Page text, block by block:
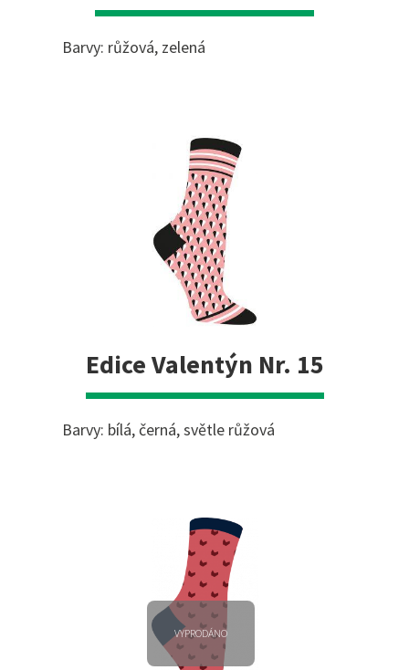
Barvy: růžová, zelená
Edice Valentýn Nr. 15
Barvy: bílá, černá, světle růžová
VYPRODÁNO